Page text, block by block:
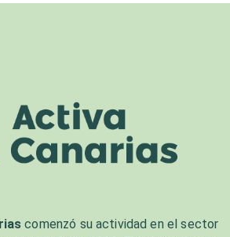
comenzó su actividad en el sector